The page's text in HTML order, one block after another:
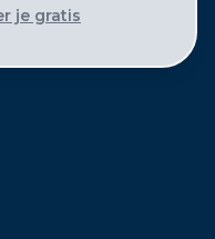
je gratis